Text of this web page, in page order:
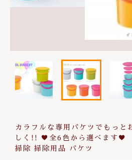
カラフルな専用バケツでもっと
しく!! ♥全6色から選べます♥
掃除 掃除用品 バケツ
は行
セール
並び順